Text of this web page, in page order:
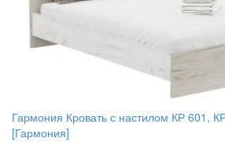
Гармония Кровать с настилом КР 601,
[Гармония]